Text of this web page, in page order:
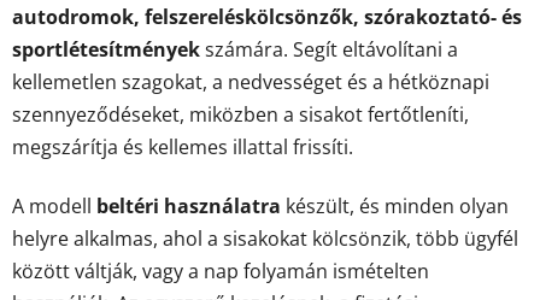
autodromok, felszereléskölcsönzők, szórakoztató- és
sportlétesítményekszámára. Segít eltávolítani a
kellemetlen szagokat, a nedvességet és a hétköznapi
szennyeződéseket, miközben a sisakot fertőtleníti,
megszárítja és kellemes illattal frissíti.
A modell beltéri használatra készült, és minden olyan
helyre alkalmas, ahol a sisakokat kölcsönzik, több ügyfél
között váltják, vagy a nap folyamán ismételten